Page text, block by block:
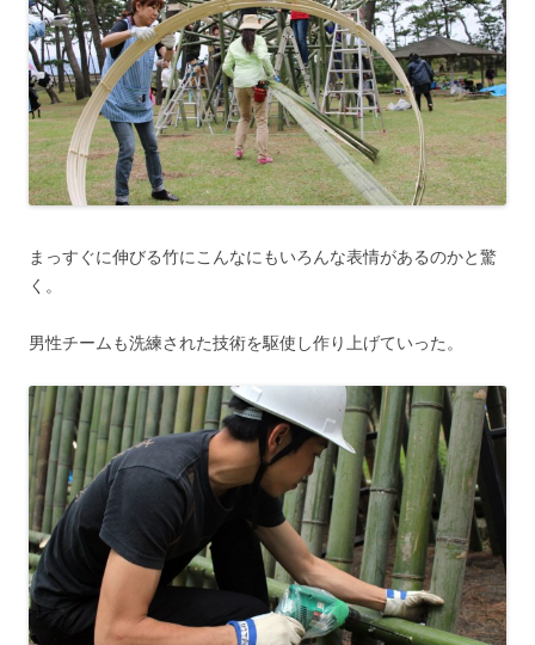
まっすぐに伸びる竹にこんなにもいろんな表情があるのかと驚
く。
男性チームも洗練された技術を駆使し作り上げていった。